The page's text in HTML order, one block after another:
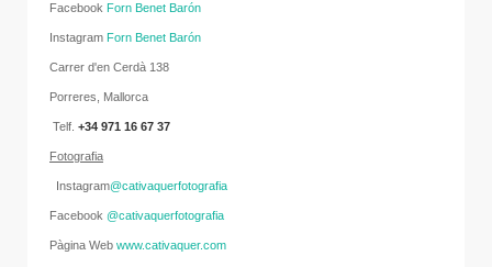
Facebook Forn Benet Barón
Instagram Forn Benet Barón
Carrer d'en Cerdà 138
Porreres, Mallorca
Telf. +34 971 16 67 37
Fotografia
Instagram@cativaquerfotografia
Facebook @cativaquerfotografia
Pàgina Web www.cativaquer.com